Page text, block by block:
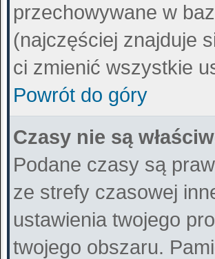
przechowywane w
(najczęściej znajduje
ci zmienić wszystkie
Powrót do góry
Czasy nie są
Podane czasy są
ze strefy czasowej
ustawienia twojego
twojego obszaru.